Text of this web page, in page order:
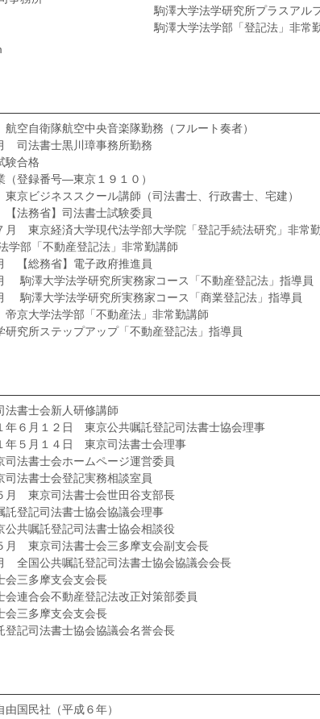
駒澤大学法学研究所プラスアル
駒澤大学法学部「登記法」非常
空自衛隊航空中央音楽隊勤務（フルート奏者）
司法書士黒川璋事務所勤務
験合格
登録番号―東京１９１０）
京ビジネススクール講師（司法書士、行政書士、宅建）
法務省】司法書士試験委員
月 東京経済大学現代法学部大学院「登記手続法研究」非常
部「不動産登記法」非常勤講師
【総務省】電子政府推進員
駒澤大学法学研究所実務家コース「不動産登記法」指導員
駒澤大学法学研究所実務家コース「商業登記法」指導員
京大学法学部「不動産法」非常勤講師
究所ステップアップ「不動産登記法」指導員
書士会新人研修講師
年６月１２日 東京公共嘱託登記司法書士協会理事
年５月１４日 東京司法書士会理事
法書士会ホームページ運営委員
法書士会登記実務相談室員
月 東京司法書士会世田谷支部長
登記司法書士協会協議会理事
共嘱託登記司法書士協会相談役
月 東京司法書士会三多摩支会副支会長
全国公共嘱託登記司法書士協会協議会会長
三多摩支会支会長
連合会不動産登記法改正対策部委員
三多摩支会支会長
記司法書士協会協議会名誉会長
国民社（平成６年）